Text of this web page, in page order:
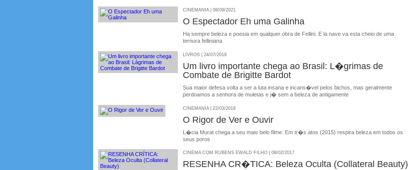
CINEMANIA | 08/09/2021
O Espectador Eh uma Galinha
Ha sempre beleza e poesia em qualquer obra de Fellini. E la nave va esta cheio de uma
ternura felliniana
LIVROS | 24/07/2018
Um livro importante chega ao Brasil: L�grimas de
Combate de Brigitte Bardot
Sua maior defesa volta a ser a luta insana e incans�vel pelos bichos, mas geralmente
perdoamos a senhora de muletas e j� sem a beleza de antigamente
CINEMANIA | 22/03/2018
O Rigor de Ver e Ouvir
L�cia Murat chega a seu mais belo filme: Em tr�s atos (2015) respira beleza em todos os
seus poros
CINEMA COM RUBENS EWALD FILHO | 08/02/2017
RESENHA CR�TICA: Beleza Oculta (Collateral Beauty)